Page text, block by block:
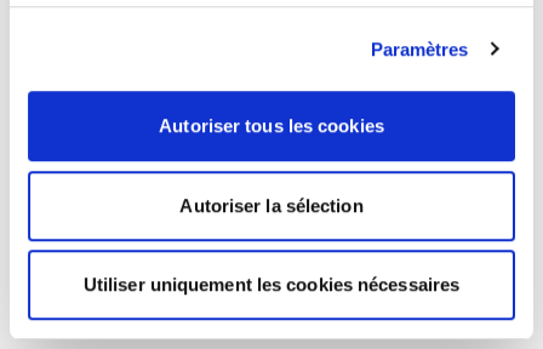
Paramètres
Autoriser tous les cookies
Autoriser la sélection
Utiliser uniquement les cookies nécessaires